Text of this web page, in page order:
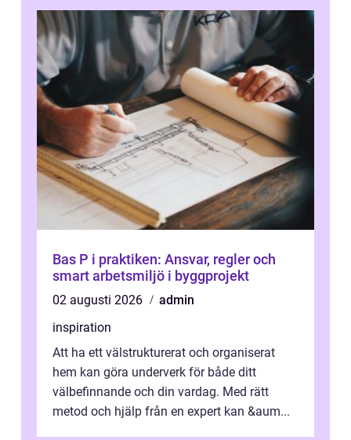
Bas P i praktiken: Ansvar, regler och
smart arbetsmiljö i byggprojekt
02 augusti 2026
admin
inspiration
Att ha ett välstrukturerat och organiserat
hem kan göra underverk för både ditt
välbefinnande och din vardag. Med rätt
metod och hjälp från en expert kan &aum...